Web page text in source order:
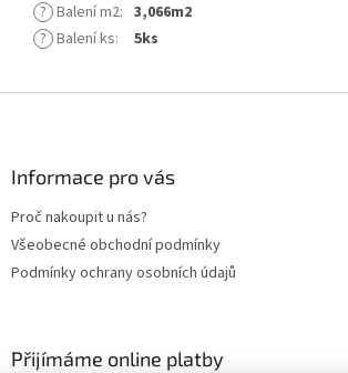
? Balení m2: 3,066m2
? Balení ks: 5ks
Informace pro vás
Proč nakoupit u nás?
Všeobecné obchodní podmínky
Podmínky ochrany osobních údajů
Přijímáme online platby